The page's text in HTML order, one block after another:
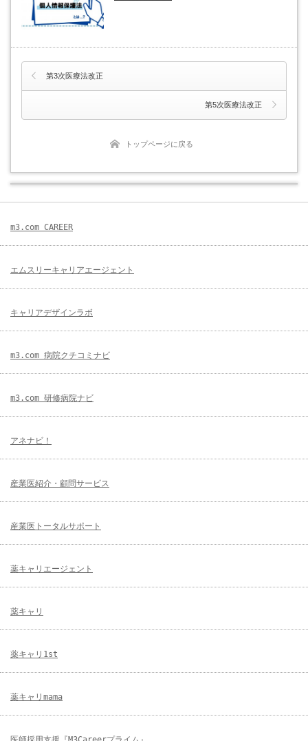
第3次医療法改正
第5次医療法改正
トップページに戻る
m3.com CAREER
エムスリーキャリアエージェント
キャリアデザインラボ
m3.com 病院クチコミナビ
m3.com 研修病院ナビ
アネナビ！
産業医紹介・顧問サービス
産業医トータルサポート
薬キャリエージェント
薬キャリ
薬キャリ1st
薬キャリmama